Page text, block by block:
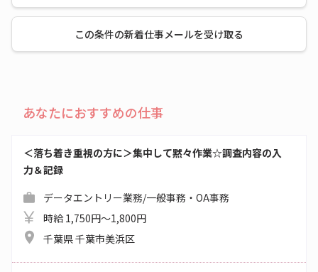
この条件の新着仕事メールを受け取る
あなたにおすすめの仕事
＜落ち着き重視の方に＞集中して黙々作業☆調査内容の入
力＆記録
データエントリー業務/一般事務・OA事務
時給 1,750円～1,800円
千葉県 千葉市美浜区